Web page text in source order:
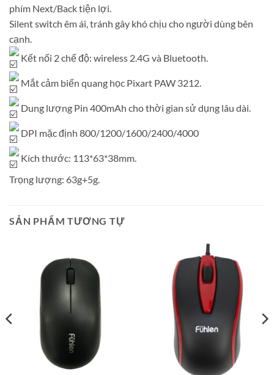
phím Next/Back tiện lợi.
Silent switch êm ái, tránh gây khó chịu cho người dùng bên
cạnh.
Kết nối 2 chế độ: wireless 2.4G và Bluetooth.
Mắt cảm biến quang học Pixart PAW 3212.
Dung lượng Pin 400mAh cho thời gian sử dụng lâu dài.
DPI mặc định 800/1200/1600/2400/4000
Kích thước: 113*63*38mm.
Trọng lượng: 63g+5g.
SẢN PHẨM TƯƠNG TỰ